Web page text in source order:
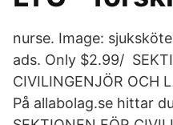
nurse. Image:
ads. Only $2.99/
CIVILINGENJÖR OCH
På allabolag.se hittar